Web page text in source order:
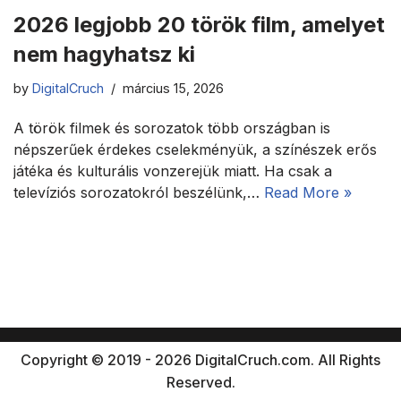
2026 legjobb 20 török film, amelyet
nem hagyhatsz ki
by DigitalCruch március 15, 2026
A török filmek és sorozatok több országban is
népszerűek érdekes cselekményük, a színészek erős
játéka és kulturális vonzerejük miatt. Ha csak a
televíziós sorozatokról beszélünk,… Read More »
Copyright © 2019 - 2026 DigitalCruch.com. All Rights
Reserved.